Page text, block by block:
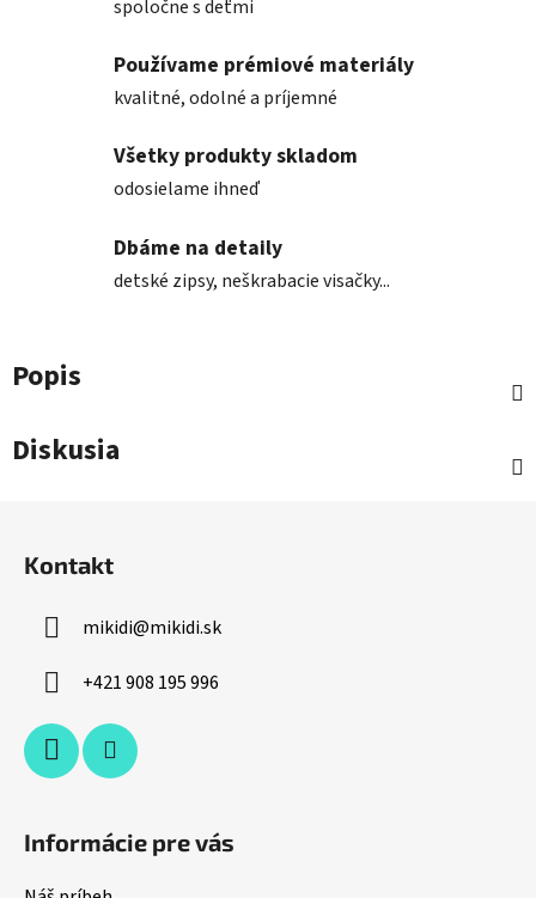
spoločne s deťmi
Používame prémiové materiály
kvalitné, odolné a príjemné
Všetky produkty skladom
odosielame ihneď
Dbáme na detaily
detské zipsy, neškrabacie visačky...
Popis
Diskusia
Kontakt
mikidi@mikidi.sk
+421 908 195 996
Informácie pre vás